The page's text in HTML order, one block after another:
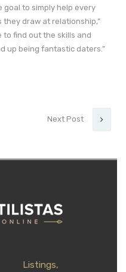
goal to simply help every
draw at relationship,”
to find out the skills and
up being fantastic daters.”
Next Post
Listings